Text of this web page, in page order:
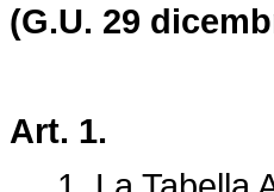
(G.U. 29
Art. 1.